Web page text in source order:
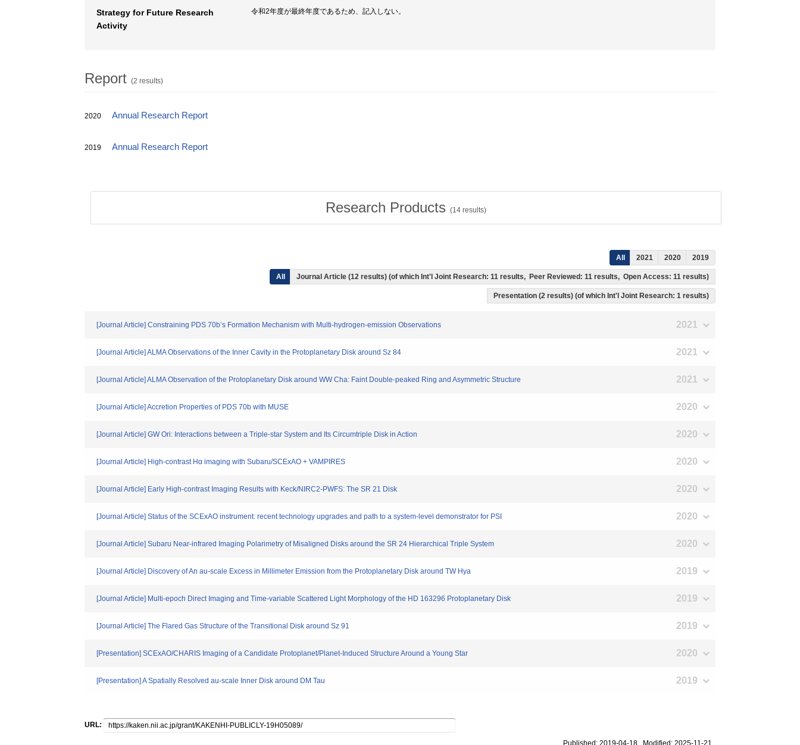
Strategy for Future Research
Activity
令和2年度が最終年度であるため、記入しない。
Report (2 results)
2020 Annual Research Report
2019 Annual Research Report
Research Products (14 results)
All 2021 2020 2019
All Journal Article (12 results) (of which Int'l Joint Research: 11 results, Peer Reviewed: 11 results, Open Access: 11 results)
Presentation (2 results) (of which Int'l Joint Research: 1 results)
[Journal Article] Constraining PDS 70b’s Formation Mechanism with Multi-hydrogen-emission Observations 2021
[Journal Article] ALMA Observations of the Inner Cavity in the Protoplanetary Disk around Sz 84 2021
[Journal Article] ALMA Observation of the Protoplanetary Disk around WW Cha: Faint Double-peaked Ring and Asymmetric Structure 2021
[Journal Article] Accretion Properties of PDS 70b with MUSE 2020
[Journal Article] GW Ori: Interactions between a Triple-star System and Its Circumtriple Disk in Action 2020
[Journal Article] High-contrast Hα imaging with Subaru/SCExAO + VAMPIRES 2020
[Journal Article] Early High-contrast Imaging Results with Keck/NIRC2-PWFS: The SR 21 Disk 2020
[Journal Article] Status of the SCExAO instrument: recent technology upgrades and path to a system-level demonstrator for PSI 2020
[Journal Article] Subaru Near-infrared Imaging Polarimetry of Misaligned Disks around the SR 24 Hierarchical Triple System 2020
[Journal Article] Discovery of An au-scale Excess in Millimeter Emission from the Protoplanetary Disk around TW Hya 2019
[Journal Article] Multi-epoch Direct Imaging and Time-variable Scattered Light Morphology of the HD 163296 Protoplanetary Disk 2019
[Journal Article] The Flared Gas Structure of the Transitional Disk around Sz 91 2019
[Presentation] SCExAO/CHARIS Imaging of a Candidate Protoplanet/Planet-Induced Structure Around a Young Star 2020
[Presentation] A Spatially Resolved au-scale Inner Disk around DM Tau 2019
URL:
Published: 2019-04-18 Modified: 2025-11-21